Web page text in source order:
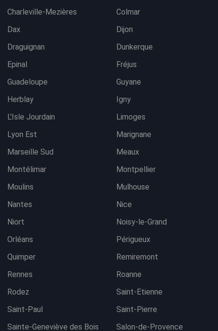
Charleville-Mezières
Colmar
Dax
Dijon
Draguignan
Dunkerque
Epinal
Fréjus
Guadeloupe
Guyane
Herblay
Igny
L'Isle Jourdain
Limoges
Lyon Est
Marignane
Marseille Sud
Meaux
Montélimar
Montpellier
Moulins
Mulhouse
Nantes
Nice
Niort
Noisy-le-Grand
Orléans
Périgueux
Quimper
Remiremont
Rennes
Roanne
Rodez
Saint-Etienne
Saint-Paul
Saint-Pierre
Sainte-Geneviève des Bois
Salon-de-Provence